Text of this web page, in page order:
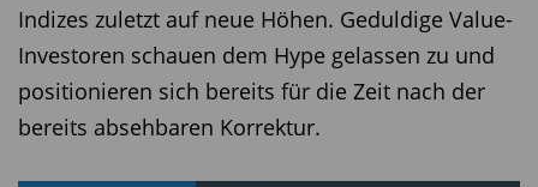
Indizes zuletzt auf neue Höhen. Geduldige Value-
Investoren schauen dem Hype gelassen zu und
positionieren sich bereits für die Zeit nach der
bereits absehbaren Korrektur.